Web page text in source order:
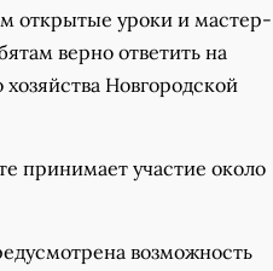
открытые уроки и мастер-
верно ответить на
Новгородской
принимает участие около
возможность